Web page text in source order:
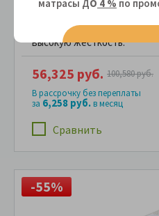
анатомическую
cоставе обеспечивает
высокую жесткость.
Сравнить
56,325 руб. 100,580 руб.
В рассрочку без переплаты
за 6,258 руб.в месяц
-55%
матрасы ДО 4 % по